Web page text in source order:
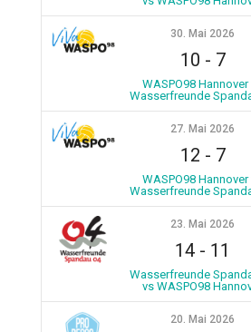
30. Mai 2026
10 - 7
WASPO98 Hannover
Wasserfreunde
27. Mai 2026
12 - 7
WASPO98 Hannover
Wasserfreunde
23. Mai 2026
14 - 11
Wasserfreunde
vs WASPO98
20. Mai 2026